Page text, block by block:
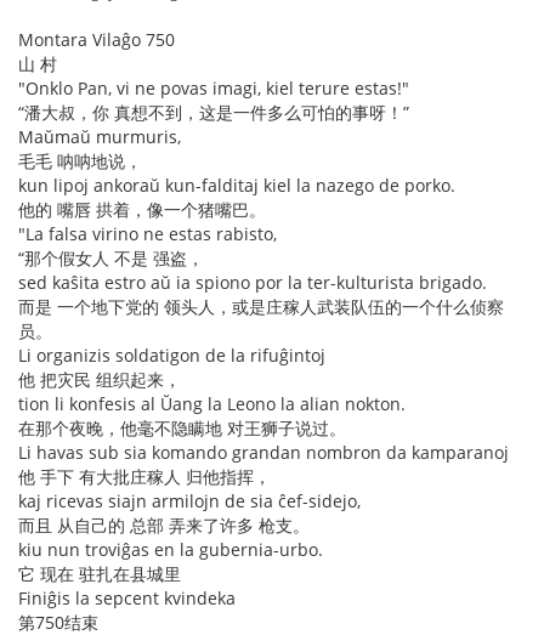
Montara Vilaĝo 750
山 村
"Onklo Pan, vi ne povas imagi, kiel terure estas!"
“潘大叔，你 真想不到，这是一件多么可怕的事呀！”
Maŭmaŭ murmuris,
毛毛 呐呐地说，
kun lipoj ankoraŭ kun-falditaj kiel la nazego de porko.
他的 嘴唇 拱着，像一个猪嘴巴。
"La falsa virino ne estas rabisto,
“那个假女人 不是 强盗，
sed kaŝita estro aŭ ia spiono por la ter-kulturista brigado.
而是 一个地下党的 领头人，或是庄稼人武装队伍的一个什么侦察
员。
Li organizis soldatigon de la rifuĝintoj
他 把灾民 组织起来，
tion li konfesis al Ŭang la Leono la alian nokton.
在那个夜晚，他毫不隐瞒地 对王狮子说过。
Li havas sub sia komando grandan nombron da kamparanoj
他 手下 有大批庄稼人 归他指挥，
kaj ricevas siajn armilojn de sia ĉef-sidejo,
而且 从自己的 总部 弄来了许多 枪支。
kiu nun troviĝas en la gubernia-urbo.
它 现在 驻扎在县城里
Finiĝis la sepcent kvindeka
第750结束